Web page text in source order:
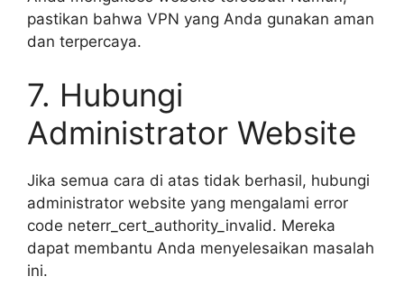
pastikan bahwa VPN yang Anda gunakan aman
dan terpercaya.
7. Hubungi
Administrator Website
Jika semua cara di atas tidak berhasil, hubungi
administrator website yang mengalami error
code neterr_cert_authority_invalid. Mereka
dapat membantu Anda menyelesaikan masalah
ini.